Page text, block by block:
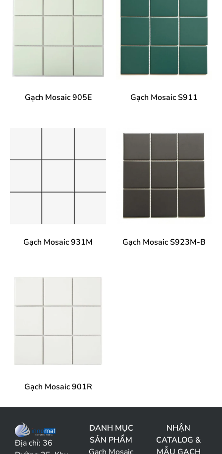
Gạch Mosaic 905E Gạch Mosaic S911
Gạch Mosaic 931M Gạch Mosaic S923M-B
Gạch Mosaic 901R
Địa chỉ: 36
DANH MỤC
SẢN PHẨM
Gạch Mosaic
NHẬN
CATALOG &
MẪU GẠCH